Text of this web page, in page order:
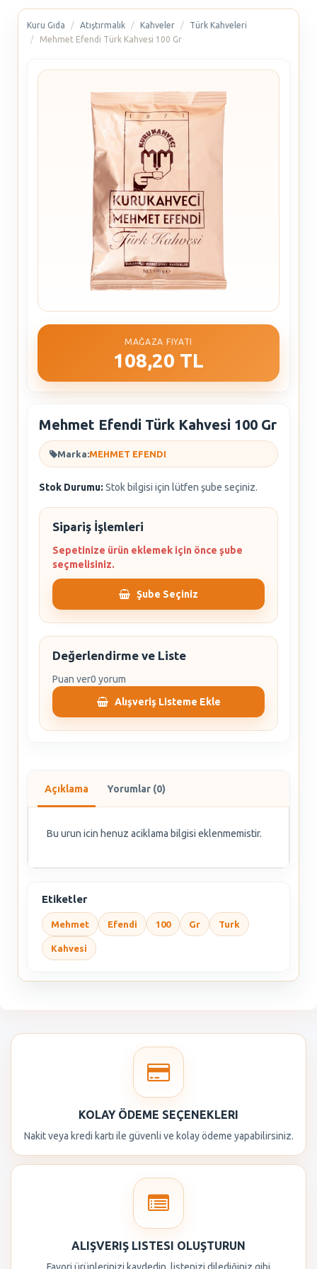
Kuru Gıda Atıştırmalık Kahveler
Türk Kahveleri
Mehmet Efendi Türk Kahvesi 100 Gr
MAĞAZA FIYATI
108,20 TL
Mehmet Efendi Türk Kahvesi 100 Gr
Marka:MEHMET EFENDI
Stok Durumu: Stok bilgisi için lütfen şube seçiniz.
Sipariş İşlemleri
Sepetinize ürün eklemek için önce şube
seçmelisiniz.
Şube Seçiniz
Değerlendirme ve Liste
Puan ver0 yorum
Alışveriş Listeme Ekle
Açıklama Yorumlar (0)
Bu urun icin henuz aciklama bilgisi eklenmemistir.
Etiketler
Mehmet Efendi 100 Gr Turk
Kahvesi
KOLAY ÖDEME SEÇENEKLERI
Nakit veya kredi kartı ile güvenli ve kolay ödeme yapabilirsiniz.
ALIŞVERIŞ LISTESI OLUŞTURUN